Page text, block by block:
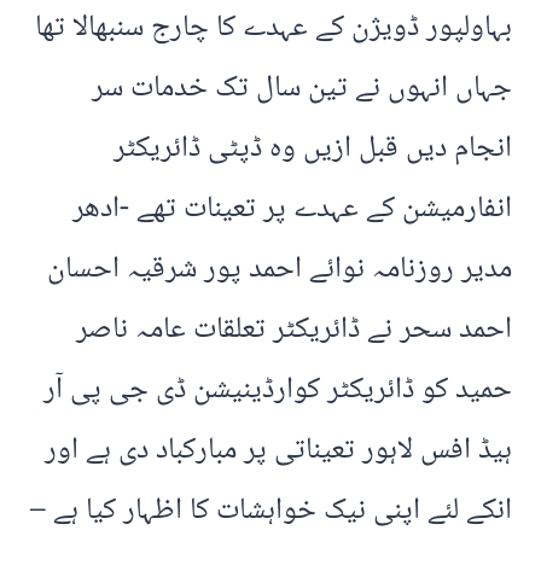
بہاولپور ڈویژن کے عہدے کا چارج سنبھالا تھا
جہاں انہوں نے تین سال تک خدمات سر
انجام دیں قبل ازیں وہ ڈپٹی ڈائریکٹر
انفارمیشن کے عہدے پر تعینات تھے -ادھر
مدیر روزنامہ نوائے احمد پور شرقیہ احسان
احمد سحر نے ڈائریکٹر تعلقات عامہ ناصر
حمید کو ڈائریکٹر کوارڈینیشن ڈی جی پی آر
ہیڈ افس لاہور تعیناتی پر مبارکباد دی ہے اور
انکے لئے اپنی نیک خواہشات کا اظہار کیا ہے –